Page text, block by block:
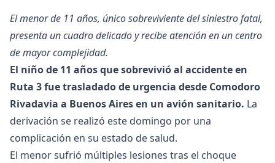
El menor de 11 años, único sobreviviente del siniestro fatal,
presenta un cuadro delicado y recibe atención en un centro
de mayor complejidad.
El niño de 11 años que sobrevivió al accidente en
Ruta 3 fue trasladado de urgencia desde Comodoro
Rivadavia a Buenos Aires en un avión sanitario. La
derivación se realizó este domingo por una
complicación en su estado de salud.
El menor sufrió múltiples lesiones tras el choque